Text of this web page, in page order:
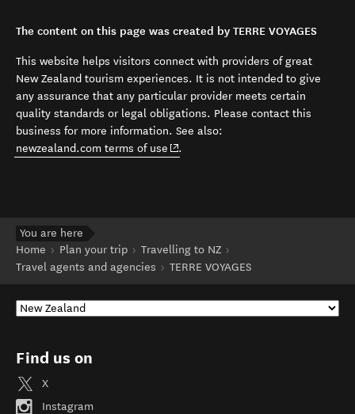
The content on this page was created by TERRE VOYAGES
This website helps visitors connect with providers of great
New Zealand tourism experiences. It is not intended to give
any assurance that any particular provider meets certain
quality standards or legal obligations. Please contact this
business for more information. See also:
newzealand.com terms of use (opens in new window)
.
You are here
Home
Plan your trip
Travelling to NZ
Travel agents and agencies
TERRE VOYAGES
Find us on
X
Instagram